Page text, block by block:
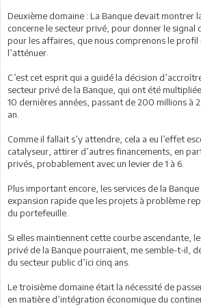
Deuxième domaine : La Banque devait montrer
concerne le secteur privé, pour donner le signal
pour les affaires, que nous comprenons le profil
l’atténuer.
C’est cet esprit qui a guidé la décision
secteur privé de la Banque, qui ont été
10 dernières années, passant de 200 millions à
an.
Comme il fallait s’y attendre, cela a eu l’effet
catalyseur, attirer d’autres financements, en
privés, probablement avec un levier de 1 à 6.
Plus important encore, les services de la
expansion rapide que les projets à problème
du portefeuille.
Si elles maintiennent cette courbe ascendante,
privé de la Banque pourraient, me semble-t-il,
du secteur public d’ici cinq ans.
Le troisième domaine était la nécessité de
en matière d’intégration économique du